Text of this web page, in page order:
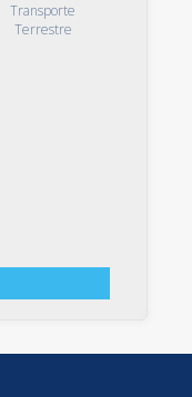
Transporte
Terrestre